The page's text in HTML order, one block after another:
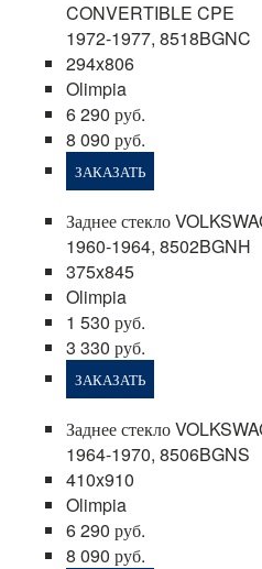
CONVERTIBLE CPE
1972-1977, 8518BGNC
294x806
Olimpia
6 290 руб.
8 090 руб.
ЗАКАЗАТЬ
Заднее стекло
1960-1964, 8502BGNH
375x845
Olimpia
1 530 руб.
3 330 руб.
ЗАКАЗАТЬ
Заднее стекло
1964-1970, 8506BGNS
410x910
Olimpia
6 290 руб.
8 090 руб.